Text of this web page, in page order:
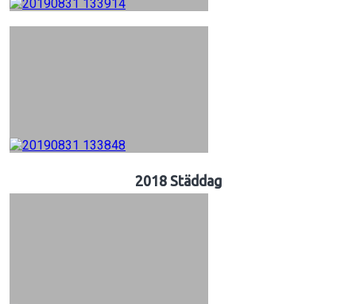
2018 Städdag